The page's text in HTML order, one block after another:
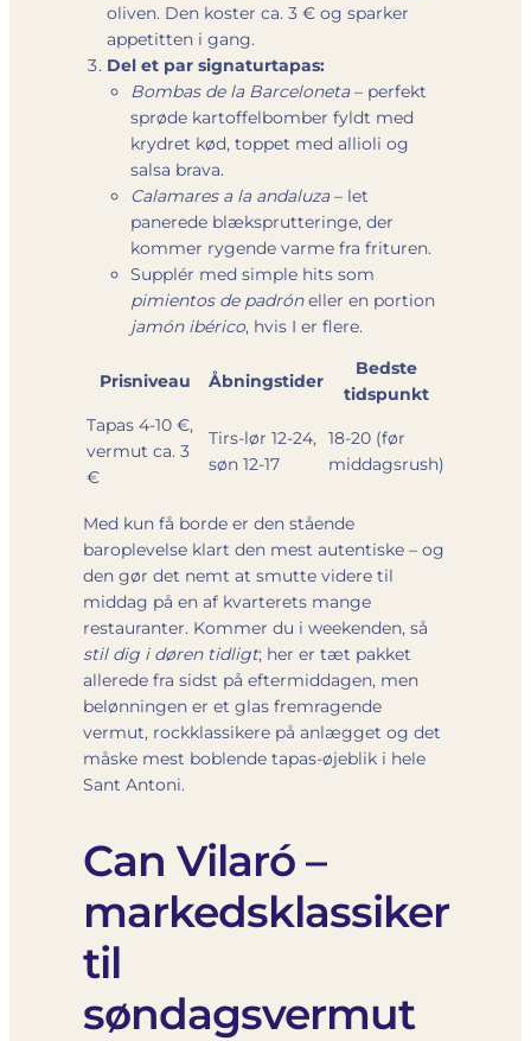
oliven. Den koster ca. 3 € og sparker
appetitten i gang.
Del et par signaturtapas:
Bombas de la Barceloneta– perfekt
sprøde kartoffelbomber fyldt med
krydret kød, toppet med allioli og
salsa brava.
Calamares a la andaluza– let
panerede blæksprutteringe, der
kommer rygende varme fra frituren.
Supplér med simple hits som
pimientos de padróneller en portion
jamón ibérico, hvis I er flere.
Prisniveau Åbningstider
Bedste
tidspunkt
Tapas 4-10 €,
vermut ca. 3
€
Tirs-lør 12-24,
søn 12-17
18-20 (før
middagsrush)
Med kun få borde er den stående
baroplevelse klart den mest autentiske – og
den gør det nemt at smutte videre til
middag på en af kvarterets mange
restauranter. Kommer du i weekenden, så
stil dig i døren tidligt; her er tæt pakket
allerede fra sidst på eftermiddagen, men
belønningen er et glas fremragende
vermut, rockklassikere på anlægget og det
måske mest boblende tapas-øjeblik i hele
Sant Antoni.
Can Vilaró –
markedsklassiker
til
søndagsvermut